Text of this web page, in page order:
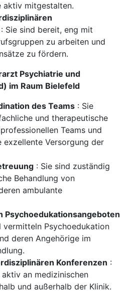
aktiv mitgestalten.
: Sie sind bereit, eng mit
zu arbeiten und
zu fördern.
Psychiatrie und
im Raum Bielefeld
des Teams : Sie
und therapeutische
Teams und
exzellente Versorgung der
: Sie sind zuständig
Behandlung von
ambulante
Psychoedukationsangeboten
vermitteln Psychoedukation
deren Angehörige im
Konferenzen :
an medizinischen
und außerhalb der Klinik.